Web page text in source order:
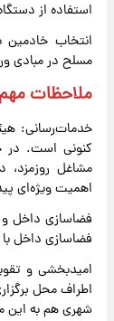
استفاده از
انتخاب خادمین
مسلح در مبادی
ملاحظات مهم
خدمات‌رسانی:
کنونی است. در
مشاغل
اهمیت ویژه‌ای
فضاسازی داخل
فضاسازی داخل با
امیدبخشی و
اطراف محل
شهری هم به